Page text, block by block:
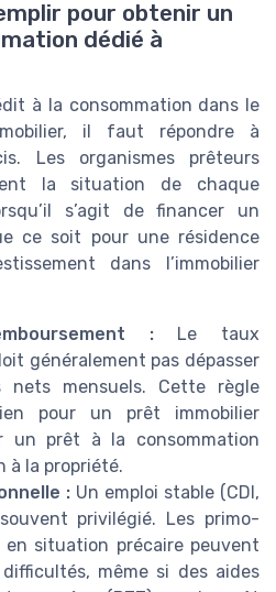
pour obtenir un
dédié à
à la consommation dans le
il faut répondre à
Les organismes prêteurs
la situation de chaque
s’agit de financer un
ce soit pour une résidence
dans l’immobilier
:Le taux
généralement pas dépasser
nets mensuels. Cette règle
pour un prêt immobilier
un prêt à la consommation
à la propriété.
: Un emploi stable (CDI,
privilégié. Les primo-
situation précaire peuvent
même si des aides